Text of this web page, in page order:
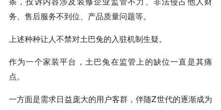
务、售后服务不到位、产品质量问题等。
上述种种让人不禁对土巴兔的入驻机制生疑。
作为一个家装平台，土巴兔在监管上的缺位一直是其痛
点。
一方面是需求日益庞大的用户客群，伴随Z世代的逐渐成为